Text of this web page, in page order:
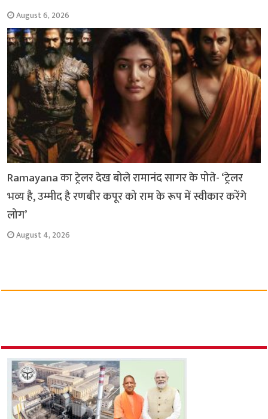
August 6, 2026
Ramayana का ट्रेलर देख बोले रामानंद सागर के पोते- ‘ट्रेलर
भव्य है, उम्मीद है रणबीर कपूर को राम के रूप में स्वीकार करेंगे
लोग’
August 4, 2026